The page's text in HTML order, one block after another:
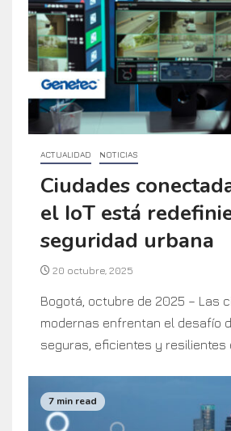
ACTUALIDAD NOTICIAS
Ciudades
el IoT está
seguridad urbana
20 octubre, 2025
Bogotá, octubre de 2025 – Las
modernas enfrentan el desafío
seguras, eficientes y resilientes
7 min read